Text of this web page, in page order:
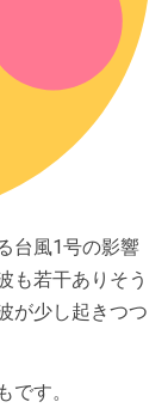
台風1号の影響
も若干ありそう
が少し起きつつ
す。